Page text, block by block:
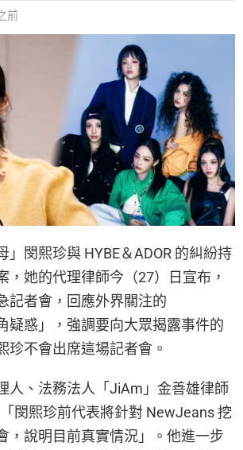
前
」閔熙珍與 HYBE＆ADOR 的糾紛持
，她的代理律師今（27）日宣布，
記者會，回應外界關注的
疑惑」，強調要向大眾揭露事件的
珍不會出席這場記者會。
人、法務法人「JiAm」金善雄律師
閔熙珍前代表將針對 NewJeans 挖
，說明目前真實情況」。他進一步